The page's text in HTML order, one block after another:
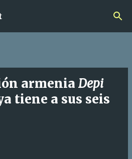
principal
armenia Depi
tiene a sus seis